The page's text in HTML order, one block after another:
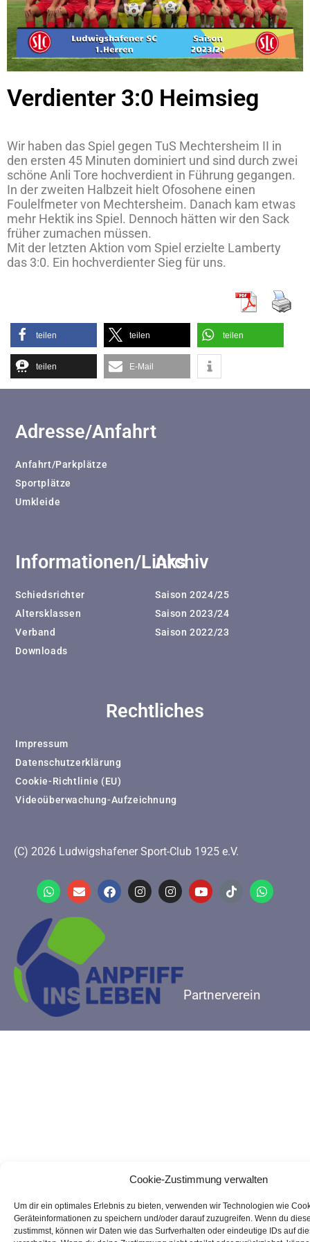
Cookie-Zustimmung verwalten
Um dir ein optimales Erlebnis zu bieten, verwenden wir Technologien wie
Geräteinformationen zu speichern und/oder darauf zuzugreifen. Wenn du
zustimmst, können wir Daten wie das Surfverhalten oder eindeutige IDs auf
Verdienter 3:0 Heimsieg
Wir haben das Spiel gegen TuS Mechtersheim II in
den ersten 45 Minuten dominiert und sind durch zwei
schöne Anli Tore hochverdient in Führung gegangen.
In der zweiten Halbzeit hielt Ofosohene einen
Foulelfmeter von Mechtersheim. Danach kam etwas
mehr Hektik ins Spiel. Dennoch hätten wir den Sack
früher zumachen müssen.
Mit der letzten Aktion vom Spiel erzielte Lamberty
das 3:0. Ein hochverdienter Sieg für uns.
teilen teilen teilen
teilen E-Mail
Adresse/Anfahrt
Anfahrt/Parkplätze
Sportplätze
Umkleide
Informationen/Links
Schiedsrichter
Altersklassen
Verband
Downloads
Archiv
Saison 2024/25
Saison 2023/24
Saison 2022/23
Rechtliches
Impressum
Datenschutzerklärung
Cookie-Richtlinie (EU)
Videoüberwachung-Aufzeichnung
(C) 2026 Ludwigshafener Sport-Club 1925 e.V.
Partnerverein